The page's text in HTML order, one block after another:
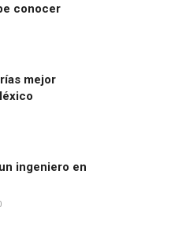
conocer
mejor
ingeniero en